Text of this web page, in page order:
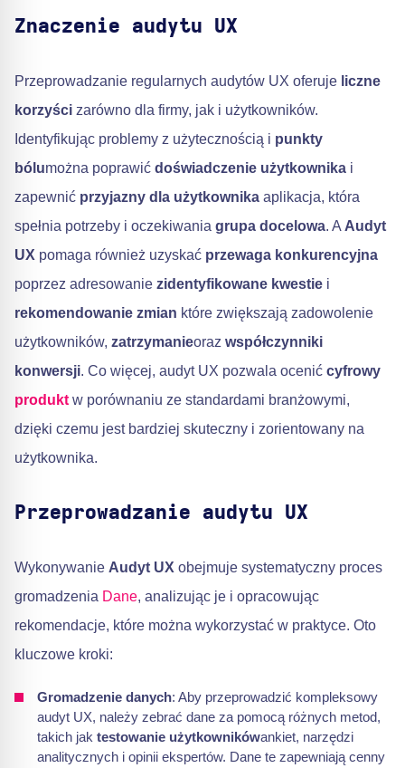
Znaczenie audytu UX
Przeprowadzanie regularnych audytów UX oferuje liczne
korzyści zarówno dla firmy, jak i użytkowników.
Identyfikując problemy z użytecznością i punkty
bólumożna poprawić doświadczenie użytkownika i
zapewnić przyjazny dla użytkownika aplikacja, która
spełnia potrzeby i oczekiwania grupa docelowa. A Audyt
UX pomaga również uzyskać przewaga konkurencyjna
poprzez adresowanie zidentyfikowane kwestie i
rekomendowanie zmian które zwiększają zadowolenie
użytkowników, zatrzymanieoraz współczynniki
konwersji. Co więcej, audyt UX pozwala ocenić cyfrowy
produkt w porównaniu ze standardami branżowymi,
dzięki czemu jest bardziej skuteczny i zorientowany na
użytkownika.
Przeprowadzanie audytu UX
Wykonywanie Audyt UX obejmuje systematyczny proces
gromadzenia Dane, analizując je i opracowując
rekomendacje, które można wykorzystać w praktyce. Oto
kluczowe kroki:
Gromadzenie danych: Aby przeprowadzić kompleksowy
audyt UX, należy zebrać dane za pomocą różnych metod,
takich jak testowanie użytkownikówankiet, narzędzi
analitycznych i opinii ekspertów. Dane te zapewniają cenny